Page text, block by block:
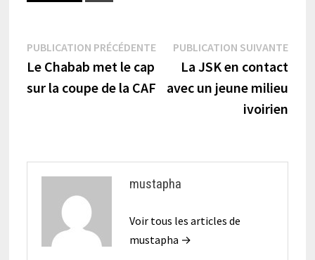
Navigation
de
l’article
PUBLICATION PRÉCÉDENTEPublication
précédente :
Le Chabab met le cap
sur la coupe de la CAF
PUBLICATION SUIVANTE
La JSK en contact
avec un jeune milieu
ivoirien
mustapha
Voir tous les articles de
mustapha →